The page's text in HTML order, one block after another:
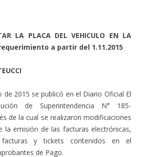
LA PLACA DEL VEHICULO EN LA
a partir del 1.11.2015
de 2015 se publicó en el Diario Oficial El
de Superintendencia N° 185-
de la cual se realizaron modificaciones
la emisión de las facturas electrónicas,
y tickets contenidos en el
de Pago.